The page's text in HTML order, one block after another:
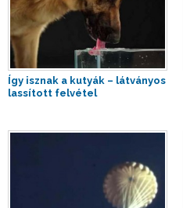
Így isznak a kutyák – látványos
lassított felvétel